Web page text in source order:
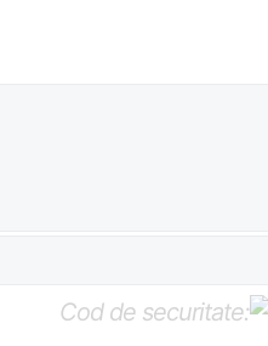
Cod de securitate: